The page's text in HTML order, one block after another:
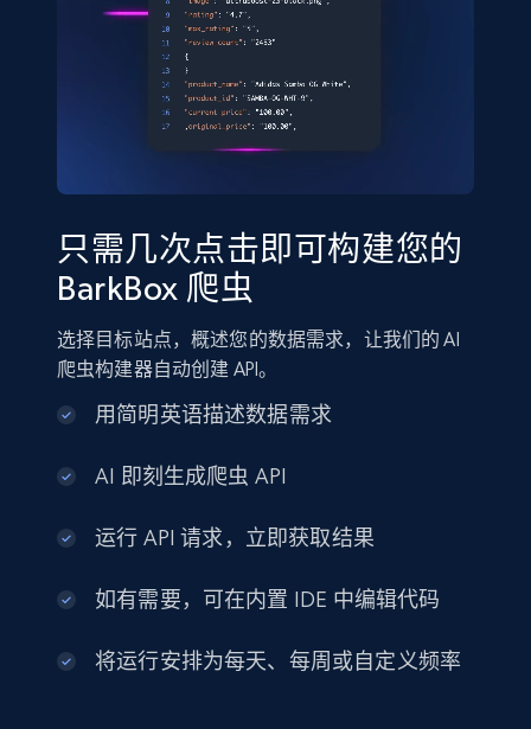
只需几次点击即可构建您的
BarkBox 爬虫
选择目标站点，概述您的数据需求，让我们的 AI
爬虫构建器自动创建 API。
用简明英语描述数据需求
AI 即刻生成爬虫 API
运行 API 请求，立即获取结果
如有需要，可在内置 IDE 中编辑代码
将运行安排为每天、每周或自定义频率